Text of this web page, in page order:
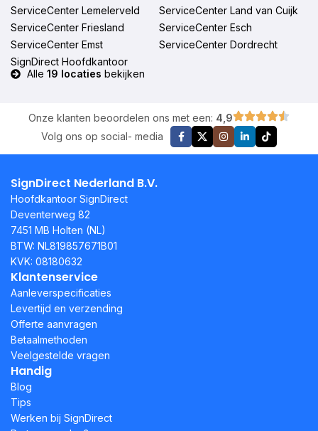
ServiceCenter Lemelerveld
ServiceCenter Land van Cuijk
ServiceCenter Friesland
ServiceCenter Esch
ServiceCenter Emst
ServiceCenter Dordrecht
SignDirect Hoofdkantoor
Alle 19 locaties bekijken
Onze klanten beoordelen ons met een: 4,9
Volg ons op social- media
SignDirect Nederland B.V.
Hoofdkantoor SignDirect
Deventerweg 82
7451 MB Holten (NL)
BTW: NL819857671B01
KVK: 08180632
Klantenservice
Aanleverspecificaties
Levertijd en verzending
Offerte aanvragen
Betaalmethoden
Veelgestelde vragen
Handig
Blog
Tips
Werken bij SignDirect